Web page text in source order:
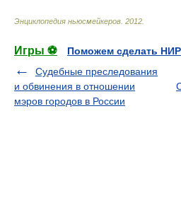
Энциклопедия ньюсмейкеров 2012
Игры ⚽
Поможем сделать НИР
Судебные преследования
и обвинения в отношении
мэров городов в России